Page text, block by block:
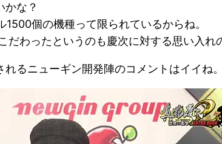
かな？
1500個の機種って限られているからね。
だわったというのも慶次に対する思い入れ
るニューギン開発陣のコメントはイイね。